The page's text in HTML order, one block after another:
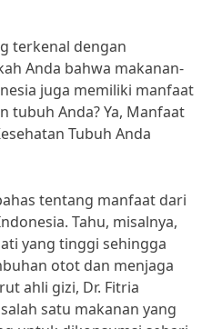
terkenal dengan
Anda bahwa makanan-
juga memiliki manfaat
tubuh Anda? Ya, Manfaat
Tubuh Anda
tentang manfaat dari
Tahu, misalnya,
yang tinggi sehingga
otot dan menjaga
ahli gizi, Dr. Fitria
satu makanan yang